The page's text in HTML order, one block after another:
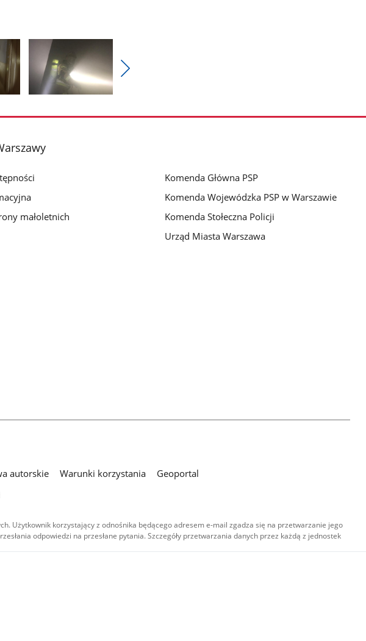
zdjęcie
galerii.
małoletnich
Komenda Główna PSP
Komenda Wojewódzka PSP w Warszawie
Komenda Stołeczna Policji
Urząd Miasta Warszawa
autorskie Warunki korzystania
Geoportal
Użytkownik korzystający z odnośnika będącego adresem e-mail zgadza się na przetwarzanie jego
odpowiedzi na przesłane pytania. Szczegóły przetwarzania danych przez każdą z jednostek
są
- na tych samych
materiały audio i wideo,
użycie niekomercyjne -
inaczej.